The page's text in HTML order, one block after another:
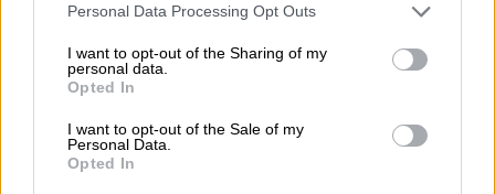
Please note that this website/app uses one or more Google
not limited to your visit or usage behaviour. You may click to
grant or deny consent to Google and its third-party tags to
use your data for below specified purposes in below Google
consent section.
Personal Data Processing Opt Outs
I want to opt-out of the Sharing of my
personal data.
Opted In
I want to opt-out of the Sale of my
Personal Data.
Opted In
θανάτους ανά εκατομμύριο κατοίκους,
ακολουθούμενη από την Ιταλία με 209
θανάτους ανά εκατομμύριο και την Ισπανία
με 175 θανάτους ανά εκατομμύριο.
Πρόσφατα οι πυροσβεστικές δυνάμεις και
εθελοντές έδωσαν μάχη με τις φλόγες στα